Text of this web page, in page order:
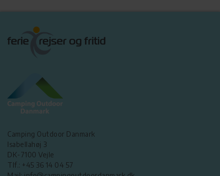
Camping Outdoor Danmark
Isabellahøj 3
DK-7100 Vejle
Tlf.: +45 36 14 04 57